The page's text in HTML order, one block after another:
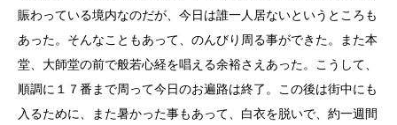
賑わっている境内なのだが、今日は誰一人居ないというところも
あった。そんなこともあって、のんびり周る事ができた。また本
堂、大師堂の前で般若心経を唱える余裕さえあった。こうして、
順調に１７番まで周って今日のお遍路は終了。この後は街中にも
入るために、また暑かった事もあって、白衣を脱いで、約一週間